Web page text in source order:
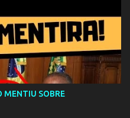
MENTIU SOBRE